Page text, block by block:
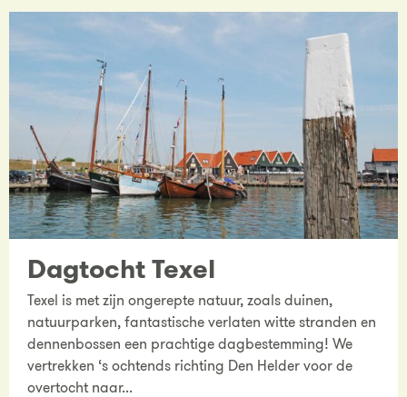
Dagtocht Texel
Texel is met zijn ongerepte natuur, zoals duinen,
natuurparken, fantastische verlaten witte stranden en
dennenbossen een prachtige dagbestemming! We
vertrekken ‘s ochtends richting Den Helder voor de
overtocht naar...